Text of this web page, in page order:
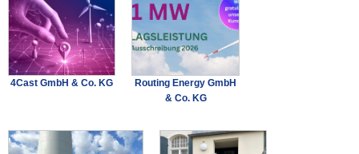
4Cast GmbH & Co. KG
Routing Energy GmbH
& Co. KG